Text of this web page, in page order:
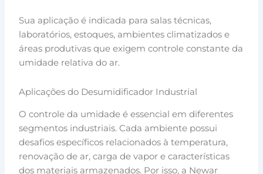
Sua aplicação é indicada para salas técnicas,
laboratórios, estoques, ambientes climatizados e
áreas produtivas que exigem controle constante da
umidade relativa do ar.
Aplicações do Desumidificador Industrial
O controle da umidade é essencial em diferentes
segmentos industriais. Cada ambiente possui
desafios específicos relacionados à temperatura,
renovação de ar, carga de vapor e características
dos materiais armazenados. Por isso, a Newar